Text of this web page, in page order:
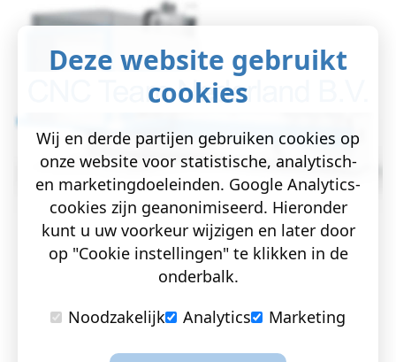
Deze website gebruikt
cookies
Wij en derde partijen gebruiken cookies op
onze website voor statistische, analytisch-
en marketingdoeleinden. Google Analytics-
cookies zijn geanonimiseerd. Hieronder
kunt u uw voorkeur wijzigen en later door
op "Cookie instellingen" te klikken in de
onderbalk.
Noodzakelijk
Analytics Marketing